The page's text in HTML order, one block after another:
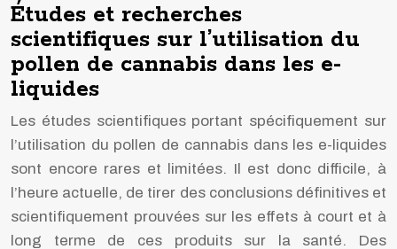
Études et recherches
scientifiques sur l’utilisation du
pollen de cannabis dans les e-
liquides
Les études scientifiques portant spécifiquement sur
l’utilisation du pollen de cannabis dans les e-liquides
sont encore rares et limitées. Il est donc difficile, à
l’heure actuelle, de tirer des conclusions définitives et
scientifiquement prouvées sur les effets à court et à
long terme de ces produits sur la santé. Des